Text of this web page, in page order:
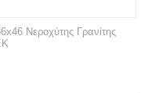
Νεροχύτης Γρανίτης